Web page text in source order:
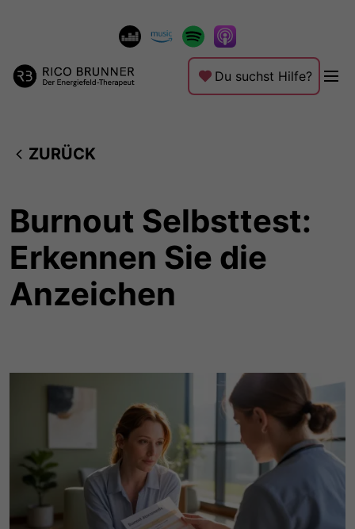
Du suchst Hilfe?
ZURÜCK
Burnout Selbsttest:
Erkennen Sie die
Anzeichen